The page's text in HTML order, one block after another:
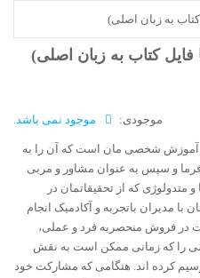
فایل کتاب به زبان اصلی)
موجودی: موجود نمی باشد.
آموزش شخصی مان است که آن را به
و سپس به عنوان مشاور و مربی
و متدولوژی که از تحقیقاتمان در
مدیران باتجربه و آکادمیک انجام
در فروش منحصربه فرد و عملی،
را که زمانی ممکن است به نقش
کرده اند. هنگامی که مشارکت خود